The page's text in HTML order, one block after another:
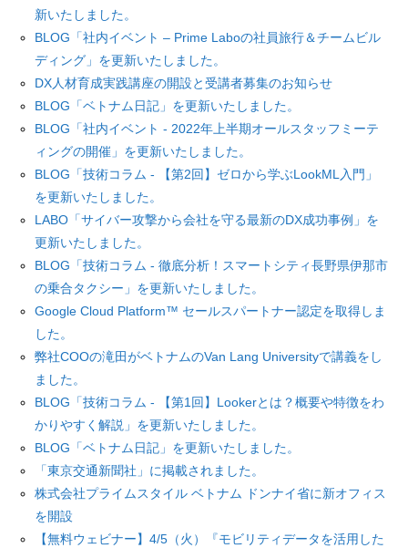
新いたしました。
BLOG「社内イベント – Prime Laboの社員旅行＆チームビル
ディング」を更新いたしました。
DX人材育成実践講座の開設と受講者募集のお知らせ
BLOG「ベトナム日記」を更新いたしました。
BLOG「社内イベント - 2022年上半期オールスタッフミーテ
ィングの開催」を更新いたしました。
BLOG「技術コラム - 【第2回】ゼロから学ぶLookML入門」
を更新いたしました。
LABO「サイバー攻撃から会社を守る最新のDX成功事例」を
更新いたしました。
BLOG「技術コラム - 徹底分析！スマートシティ長野県伊那市
の乗合タクシー」を更新いたしました。
Google Cloud Platform™ セールスパートナー認定を取得しま
した。
弊社COOの滝田がベトナムのVan Lang Universityで講義をし
ました。
BLOG「技術コラム - 【第1回】Lookerとは？概要や特徴をわ
かりやすく解説」を更新いたしました。
BLOG「ベトナム日記」を更新いたしました。
「東京交通新聞社」に掲載されました。
株式会社プライムスタイル ベトナム ドンナイ省に新オフィス
を開設
【無料ウェビナー】4/5（火）『モビリティデータを活用した